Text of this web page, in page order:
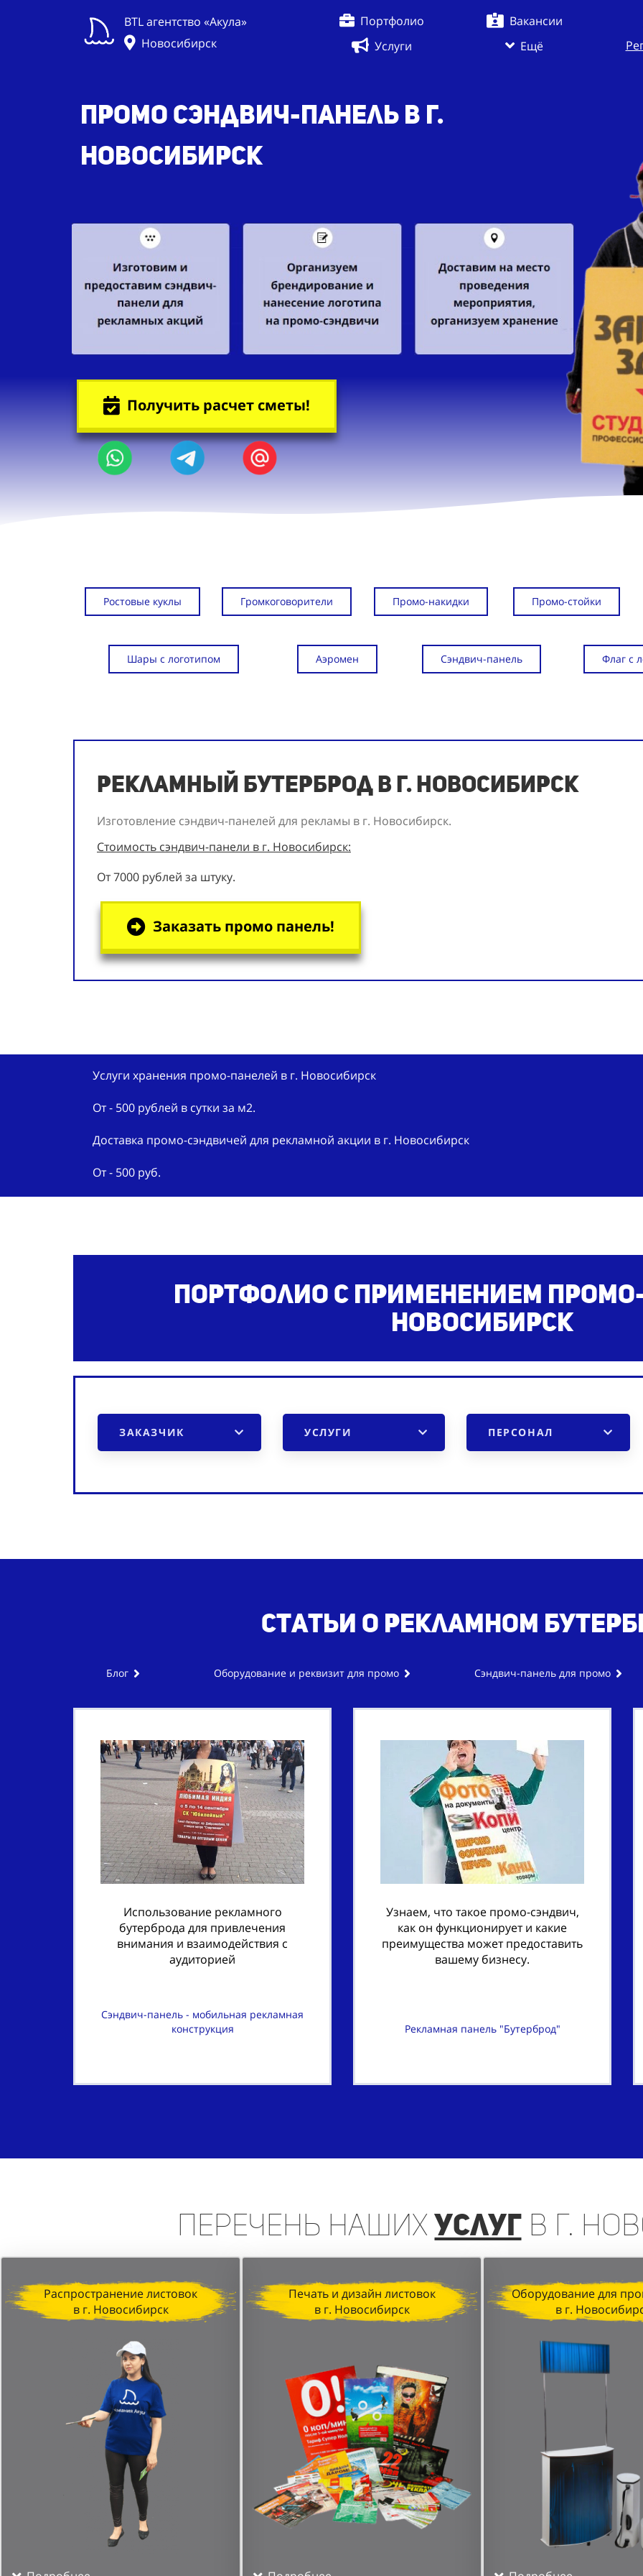
BTL агентство «Акула»
Новосибирск
Портфолио
Вакансии
Услуги
Ещё
Промо сэндвич-панель в г.
Новосибирск
Получить расчет сметы!
Ростовые куклы Громкоговорители Промо-накидки Промо-стойки
Шары с логотипом Аэромен Сэндвич-панель Флаг с
Рекламный бутерброд в г. Новосибирск
Изготовление сэндвич-панелей для рекламы в г. Новосибирск.
Стоимость сэндвич-панели в г. Новосибирск:
От 7000 рублей за штуку.
Заказать промо панель!
Услуги хранения промо-панелей в г. Новосибирск
От - 500 рублей в сутки за м2.
Доставка промо-сэндвичей для рекламной акции в г. Новосибирск
От - 500 руб.
Портфолио с применением
Новосибирск
ЗАКАЗЧИК УСЛУГИ ПЕРСОНАЛ
Статьи о рекламном
Блог Оборудование и реквизит для промо Сэндвич-панель для промо
Использование рекламного
бутерброда для привлечения
внимания и взаимодействия с
аудиторией
Сэндвич-панель - мобильная рекламная
конструкция
Узнаем, что такое промо-сэндвич,
как он функционирует и какие
преимущества может предоставить
вашему бизнесу.
Рекламная панель "Бутерброд"
Перечень нашихуслугв г.
Распространение листовок
в г. Новосибирск
Печать и дизайн листовок
в г. Новосибирск
Оборудование для
в г.